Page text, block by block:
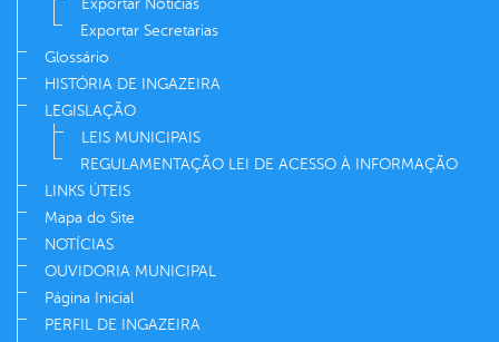
Exportar Notícias
Exportar Secretarias
Glossário
HISTÓRIA DE INGAZEIRA
LEGISLAÇÃO
LEIS MUNICIPAIS
REGULAMENTAÇÃO LEI DE ACESSO À INFORMAÇÃO
LINKS ÚTEIS
Mapa do Site
NOTÍCIAS
OUVIDORIA MUNICIPAL
Página Inicial
PERFIL DE INGAZEIRA